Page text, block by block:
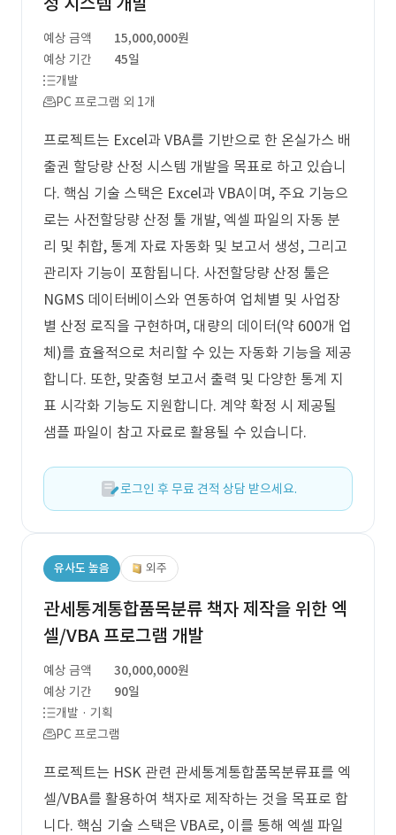
예상 금액
15,000,000원
예상 기간
45일
개발
PC 프로그램 외 1개
프로젝트는 Excel과 VBA를 기반으로 한 온실가스 배
출권 할당량 산정 시스템 개발을 목표로 하고 있습니
다. 핵심 기술 스택은 Excel과 VBA이며, 주요 기능으
로는 사전할당량 산정 툴 개발, 엑셀 파일의 자동 분
리 및 취합, 통계 자료 자동화 및 보고서 생성, 그리고
관리자 기능이 포함됩니다. 사전할당량 산정 툴은
NGMS 데이터베이스와 연동하여 업체별 및 사업장
별 산정 로직을 구현하며, 대량의 데이터(약 600개 업
체)를 효율적으로 처리할 수 있는 자동화 기능을 제공
합니다. 또한, 맞춤형 보고서 출력 및 다양한 통계 지
표 시각화 기능도 지원합니다. 계약 확정 시 제공될
샘플 파일이 참고 자료로 활용될 수 있습니다.
로그인 후 무료 견적 상담 받으세요.
유사도 높음 외주
관세통계통합품목분류 책자 제작을 위한 엑
셀/VBA 프로그램 개발
예상 금액
30,000,000원
예상 기간
90일
개발 · 기획
PC 프로그램
프로젝트는 HSK 관련 관세통계통합품목분류표를 엑
셀/VBA를 활용하여 책자로 제작하는 것을 목표로 합
니다. 핵심 기술 스택은 VBA로, 이를 통해 엑셀 파일